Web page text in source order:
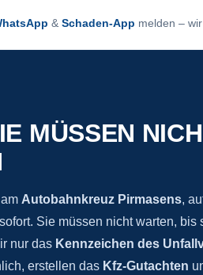
& Schaden-App melden –
MÜSSEN
Autobahnkreuz Pirmasens,
Sie müssen nicht warten,
nur das Kennzeichen des
erstellen das Kfz-Gutachten